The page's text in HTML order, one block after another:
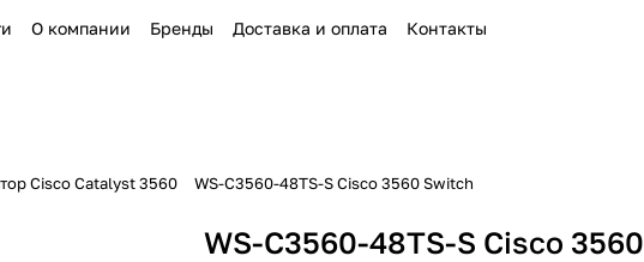
О компании Бренды Доставка и оплата Контакты
Cisco Catalyst 3560 WS-C3560-48TS-S Cisco 3560 Switch
WS-C3560-48TS-S Cisco 3560